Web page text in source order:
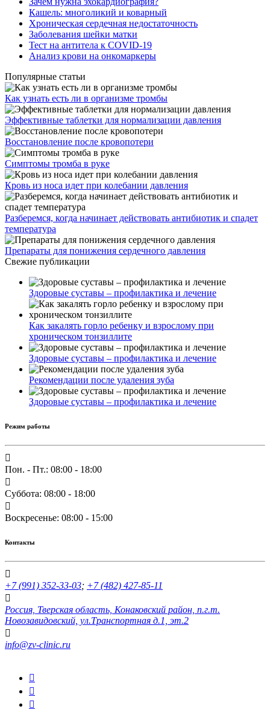
Кашель: многоликий и коварный
Хроническая сердечная недостаточность
Заболевания шейки матки
Тест на антитела к COVID-19
Анализ крови на онкомаркеры
Популярные статьи
Как узнать есть ли в организме тромбы
Эффективные таблетки для нормализации давления
Восстановление после кровопотери
Симптомы тромба в руке
Кровь из носа идет при колебании давления
Разберемся, когда начинает действовать антибиотик и спадет
температура
Препараты для понижения сердечного давления
Свежие публикации
Здоровые суставы – профилактика и лечение
Как закалять горло ребенку и взрослому при
хроническом тонзиллите
Здоровые суставы – профилактика и лечение
Рекомендации после удаления зуба
Здоровые суставы – профилактика и лечение
Режим работы
Пон. - Пт.: 08:00 - 18:00
Суббота: 08:00 - 18:00
Воскресенье: 08:00 - 15:00
Контакты
+7 (991) 352-33-03; +7 (482) 427-85-11
Россия, Тверская область, Конаковский район, п.г.т.
Новозавидовский, ул.Транспортная д.1, эт.2
info@zv-clinic.ru